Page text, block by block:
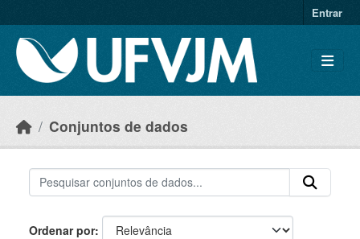
Entrar
Conjuntos de dados
Ordenar por